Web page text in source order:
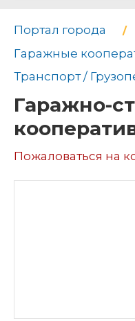
Портал города
Гаражные
Транспорт /
Гаражно-
Пожаловаться на